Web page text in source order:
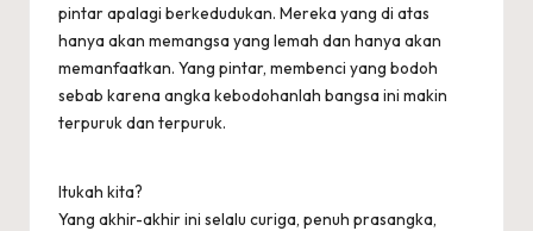
pintar apalagi berkedudukan. Mereka yang di atas
hanya akan memangsa yang lemah dan hanya akan
memanfaatkan. Yang pintar, membenci yang bodoh
sebab karena angka kebodohanlah bangsa ini makin
terpuruk dan terpuruk.
Itukah kita?
Yang akhir-akhir ini selalu curiga, penuh prasangka,